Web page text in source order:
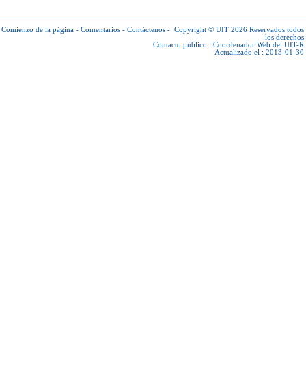
Comienzo de la página - Comentarios - Contáctenos - Copyright © UIT 2026 Reservados todos
los derechos
Contacto público : Coordenador Web del UIT-R
Actualizado el : 2013-01-30